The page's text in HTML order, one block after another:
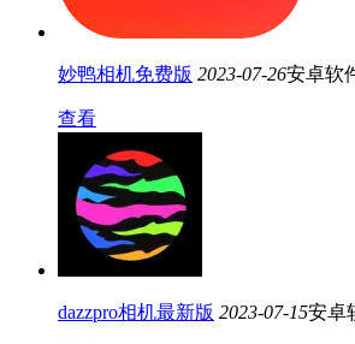
妙鸭相机免费版 2023-07-26安卓软
查看
dazzpro相机最新版 2023-07-15安卓